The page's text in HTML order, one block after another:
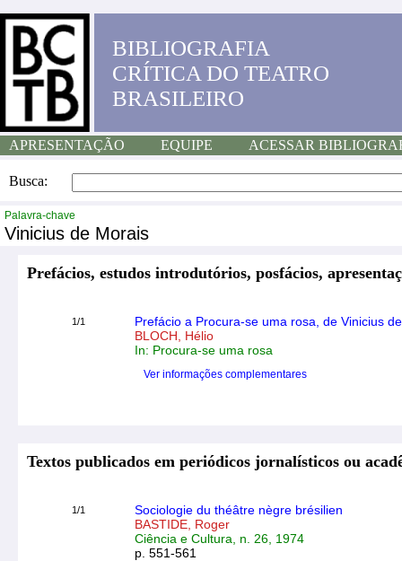
BIBLIOGRAFIA
CRÍTICA DO TEATRO
BRASILEIRO
APRESENTAÇÃO EQUIPE ACESSAR
Busca:
Palavra-chave
Vinicius de Morais
Prefácios, estudos introdutórios, posfácios,
1/1
Prefácio a Procura-se uma rosa, de Vinicius
BLOCH, Hélio
In: Procura-se uma rosa
Ver informações complementares
Textos publicados em periódicos jornalísticos ou
1/1
Sociologie du théâtre nègre brésilien
BASTIDE, Roger
Ciência e Cultura, n. 26, 1974
p. 551-561